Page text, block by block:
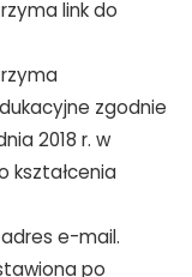
link do
zgodnie
2018 r. w
kształcenia
e-mail.
po